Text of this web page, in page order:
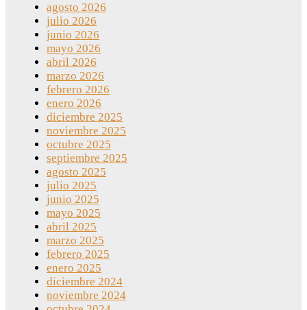
agosto 2026
julio 2026
junio 2026
mayo 2026
abril 2026
marzo 2026
febrero 2026
enero 2026
diciembre 2025
noviembre 2025
octubre 2025
septiembre 2025
agosto 2025
julio 2025
junio 2025
mayo 2025
abril 2025
marzo 2025
febrero 2025
enero 2025
diciembre 2024
noviembre 2024